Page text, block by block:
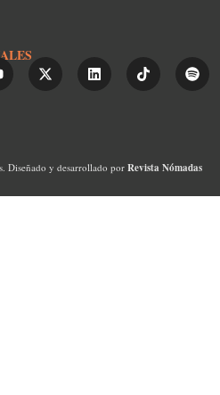
Diseñado y desarrollado por Revista Nómadas